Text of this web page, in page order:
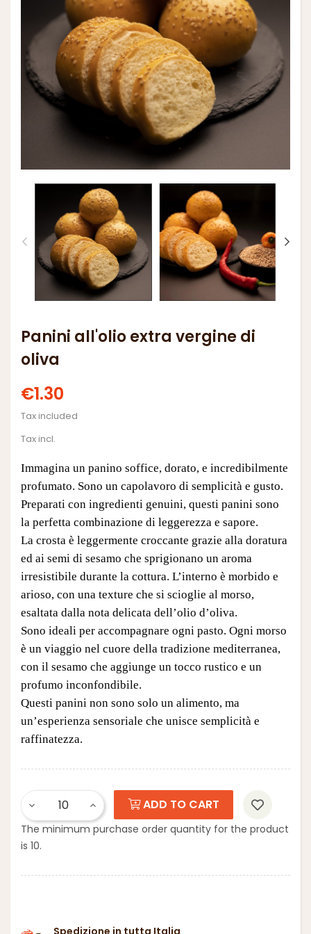
Panini all'olio extra vergine di
oliva
€1.30
Tax included
Tax incl.
Immagina un panino soffice, dorato, e incredibilmente
profumato. Sono un capolavoro di semplicità e gusto.
Preparati con ingredienti genuini, questi panini sono
la perfetta combinazione di leggerezza e sapore.
La crosta è leggermente croccante grazie alla doratura
ed ai semi di sesamo che sprigionano un aroma
irresistibile durante la cottura. L’interno è morbido e
arioso, con una texture che si scioglie al morso,
esaltata dalla nota delicata dell’olio d’oliva.
Sono ideali per accompagnare ogni pasto. Ogni morso
è un viaggio nel cuore della tradizione mediterranea,
con il sesamo che aggiunge un tocco rustico e un
profumo inconfondibile.
Questi panini non sono solo un alimento, ma
un’esperienza sensoriale che unisce semplicità e
raffinatezza.
ADD TO CART
The minimum purchase order quantity for the product
is 10.
Spedizione in tutta Italia